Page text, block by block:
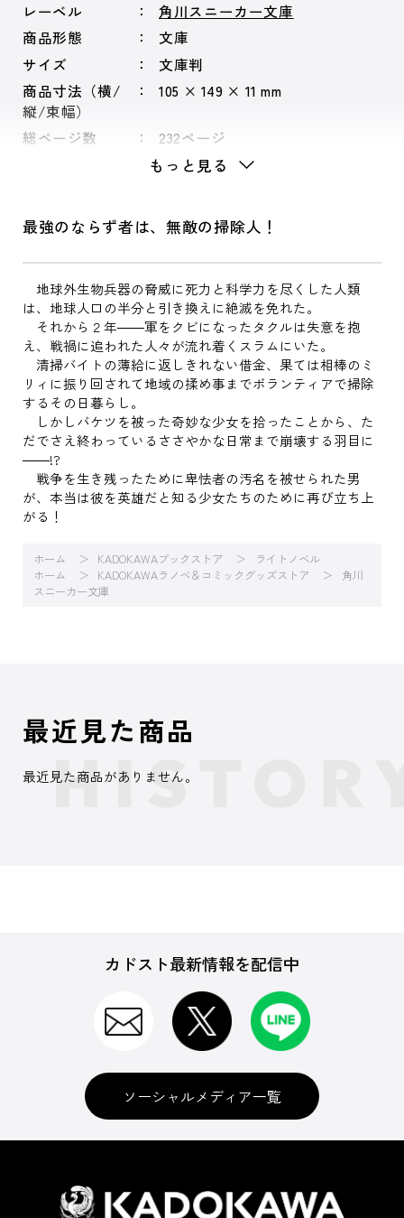
レーベル
角川スニーカー文庫
商品形態
文庫
サイズ
文庫判
商品寸法（横/
縦/束幅）
105 × 149 × 11 mm
総ページ数 232ページ
もっと見る
最強のならず者は、無敵の掃除人！
地球外生物兵器の脅威に死力と科学力を尽くした人類
は、地球人口の半分と引き換えに絶滅を免れた。
それから２年――軍をクビになったタクルは失意を抱
え、戦禍に追われた人々が流れ着くスラムにいた。
清掃バイトの薄給に返しきれない借金、果ては相棒のミ
リィに振り回されて地域の揉め事までボランティアで掃除
するその日暮らし。
しかしバケツを被った奇妙な少女を拾ったことから、た
だでさえ終わっているささやかな日常まで崩壊する羽目に
――!?
戦争を生き残ったために卑怯者の汚名を被せられた男
が、本当は彼を英雄だと知る少女たちのために再び立ち上
がる！
ホーム KADOKAWAブックストア
ライトノベル
ホーム
KADOKAWAラノベ＆コミックグッズストア
角川
スニーカー文庫
最近見た商品
最近見た商品がありません。
カドスト最新情報を配信中
ソーシャルメディア一覧